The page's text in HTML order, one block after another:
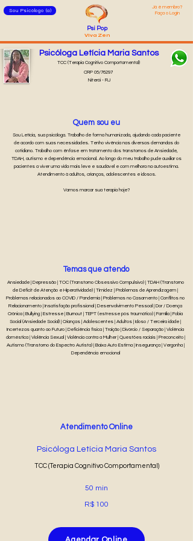
Sou Psicólogo (a)
Já é membro?
Faça o Login
Psi Pop
Viva Zen
Psicóloga Letícia Maria Santos
CRP 05/76297
Niterói - RJ
TCC (Terapia Cognitivo Comportamental)
Quem sou eu
Sou Letícia, sua psicóloga. Trabalho de forma humanizada, ajudando cada paciente
de acordo com suas necessidades. Tenho vivência nas diversas demandas do
cotidiano. Trabalho com ênfase em tratamento dos transtornos de Ansiedade,
TDAH, autismo e dependência emocional. Ao longo do meu trabalho pude auxiliar os
pacientes a viver uma vida mais leve e saudável e com melhora na autoestima.
Atendimento à adultos, crianças, adolescentes e idosos.
Vamos marcar sua terapia hoje?
Ansiedade | Depressão | TOC (Transtorno Obsessivo Compulsivo) | TDAH (Transtorno
de Déficit de Atenção e Hiperatividade) | Timidez | Problemas de Aprendizagem |
Problemas relacionados ao COVID / Pandemia | Problemas no Casamento | Conflitos no
Relacionamento | Insatisfação profissional | Desenvolvimento Pessoal | Dor / Doença
Crônica | Bullying | Estresse | Burnout | TEPT (estresse pós traumático) | Família | Fobia
Social (Ansiedade Social) | Crianças | Adolescentes | Adultos | Idoso / Terceira idade |
Incertezas quanto ao Futuro | Deficiência física | Traição | Divórcio / Separação | Violência
doméstica | Violência Sexual | Violência contra a Mulher | Questões raciais | Preconceito |
Autismo (Transtorno do Espectro Autista) | Baixa Auto Estima | Insegurança | Vergonha |
Dependência emocional
Temas que atendo
Atendimento Online
Psicóloga Letícia Maria Santos
TCC (Terapia Cognitivo Comportamental)
50 min
R$ 100